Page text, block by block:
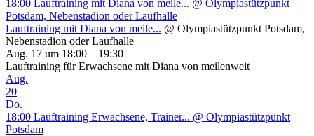
18:00 Lauftraining mit Diana von meile... @ Olympiastützpunkt
Potsdam, Nebenstadion oder Laufhalle
Lauftraining mit Diana von meile... @ Olympiastützpunkt Potsdam,
Nebenstadion oder Laufhalle
Aug. 17 um 18:00 – 19:30
Lauftraining für Erwachsene mit Diana von meilenweit
Aug.
20
Do.
18:00 Lauftraining Erwachsene, Trainer... @ Olympiastützpunkt
Potsdam